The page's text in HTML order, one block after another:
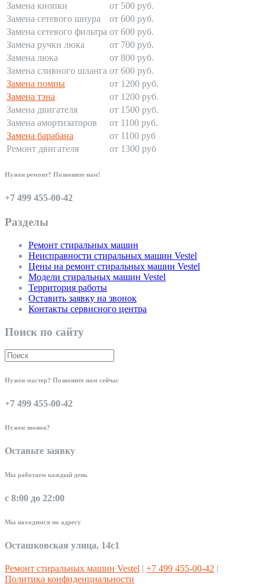
Замена кнопки
от 500 руб.
Замена сетевого шнура
от 600 руб.
Замена сетевого фильтра от 600 руб.
Замена ручки люка
от 700 руб.
Замена люка
от 800 руб.
Замена сливного шланга от 600 руб.
Замена помпы
от 1200 руб.
Замена тэна
от 1200 руб.
Замена двигателя
от 1500 руб.
Замена амортизаторов
от 1100 руб.
Замена барабана
от 1100 руб
Ремонт двигателя
от 1300 руб
Нужен ремонт? Позвоните нам!
+7 499 455-00-42
Разделы
Ремонт стиральных машин
Неисправности стиральных машин Vestel
Цены на ремонт стиральных машин Vestel
Модели стиральных машин Vestel
Территория работы
Оставить заявку на звонок
Контакты сервисного центра
Поиск по сайту
Нужен мастер? Позвоните нам сейчас
+7 499 455-00-42
Нужен звонок?
Оставьте заявку
Мы работаем каждый день
с 8:00 до 22:00
Мы находимся по адресу
Осташковская улица, 14с1
Ремонт стиральных машин Vestel | +7 499 455-00-42 |
Политика конфиденциальности